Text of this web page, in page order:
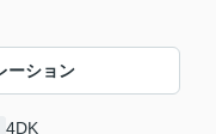
ーション
4DK